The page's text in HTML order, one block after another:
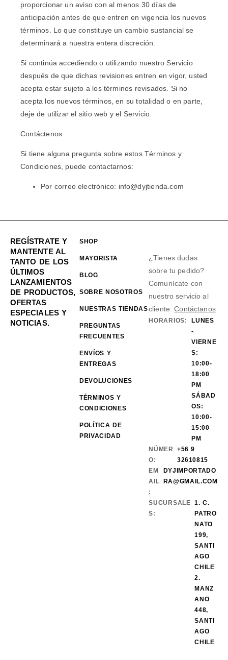
proporcionar un aviso con al menos 30 días de
anticipación antes de que entren en vigencia los nuevos
términos. Lo que constituye un cambio sustancial se
determinará a nuestra entera discreción.
Si continúa accediendo o utilizando nuestro Servicio
después de que dichas revisiones entren en vigor, usted
acepta estar sujeto a los términos revisados. Si no
acepta los nuevos términos, en su totalidad o en parte,
deje de utilizar el sitio web y el Servicio.
Contáctenos
Si tiene alguna pregunta sobre estos Términos y
Condiciones, puede contactarnos:
Por correo electrónico: info@dyjtienda.com
REGÍSTRATE Y
MANTENTE AL
TANTO DE LOS
ÚLTIMOS
LANZAMIENTOS
DE PRODUCTOS,
OFERTAS
ESPECIALES Y
NOTICIAS.
SHOP
MAYORISTA
BLOG
SOBRE NOSOTROS
NUESTRAS TIENDAS
PREGUNTAS
FRECUENTES
ENVÍOS Y
ENTREGAS
DEVOLUCIONES
TÉRMINOS Y
CONDICIONES
POLÍTICA DE
PRIVACIDAD
¿Tienes dudas
sobre tu pedido?
Comunícate con
nuestro servicio al
cliente.Contáctanos
HORARIOS:
LUNES
-
VIERNE
S:
10:00-
18:00
PM
SÁBAD
OS:
10:00-
15:00
PM
NÚMER
O:
+56 9
32610815
EM
AIL
:
DYJIMPORTADO
RA@GMAIL.COM
SUCURSALE
S:
1. C.
PATRO
NATO
199,
SANTI
AGO
CHILE
2.
MANZ
ANO
448,
SANTI
AGO
CHILE